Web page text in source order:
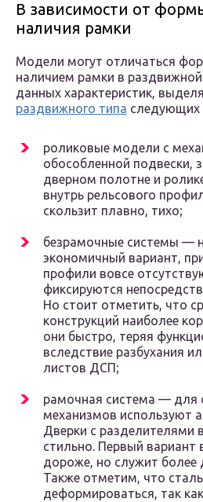
В зависимости от
наличия рамки
Модели могут отличаться
наличием рамки в
данных характеристик,
раздвижного типа следующих
роликовые модели с
обособленной подвески,
дверном полотне и
внутрь рельсового
скользит плавно, тихо;
безрамочные системы —
экономичный вариант,
профили вовсе
фиксируются
Но стоит отметить, что
конструкций наиболее
они быстро, теряя
вследствие разбухания
листов ДСП;
рамочная система — для
механизмов используют
Дверки с разделителями
стильно. Первый вариант
дороже, но служит более
Также отметим, что
деформироваться, так